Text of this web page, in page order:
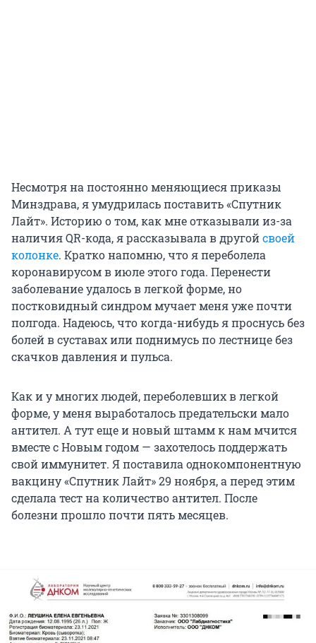
Несмотря на постоянно меняющиеся приказы
Минздрава, я умудрилась поставить «Спутник
Лайт». Историю о том, как мне отказывали из-за
наличия QR-кода, я рассказывала в другойсвоей
колонке. Кратко напомню, что я переболела
коронавирусом в июле этого года. Перенести
заболевание удалось в легкой форме, но
постковидный синдром мучает меня уже почти
полгода. Надеюсь, что когда-нибудь я проснусь без
болей в суставах или поднимусь по лестнице без
скачков давления и пульса.
Как и у многих людей, переболевших в легкой
форме, у меня выработалось предательски мало
антител. А тут еще и новый штамм к нам мчится
вместе с Новым годом — захотелось поддержать
свой иммунитет. Я поставила однокомпонентную
вакцину «Спутник Лайт» 29 ноября, а перед этим
сделала тест на количество антител. После
болезни прошло почти пять месяцев.